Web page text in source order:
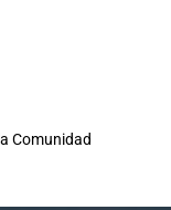
Comunidad